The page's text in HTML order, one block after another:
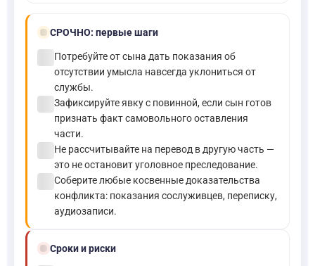
boltСРОЧНО: первые шаги
Потребуйте от сына дать показания об
отсутствии умысла навсегда уклониться от
службы.
Зафиксируйте явку с повинной, если сын готов
признать факт самовольного оставления
части.
Не рассчитывайте на перевод в другую часть —
это не остановит уголовное преследование.
Соберите любые косвенные доказательства
конфликта: показания сослуживцев, переписку,
аудиозаписи.
schedule Сроки и риски